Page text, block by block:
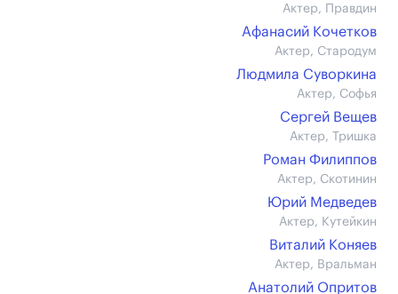
Актер, Правдин
Афанасий Кочетков
Актер, Стародум
Людмила Суворкина
Актер, Софья
Сергей Вещев
Актер, Тришка
Роман Филиппов
Актер, Скотинин
Юрий Медведев
Актер, Кутейкин
Виталий Коняев
Актер, Вральман
Анатолий Опритов